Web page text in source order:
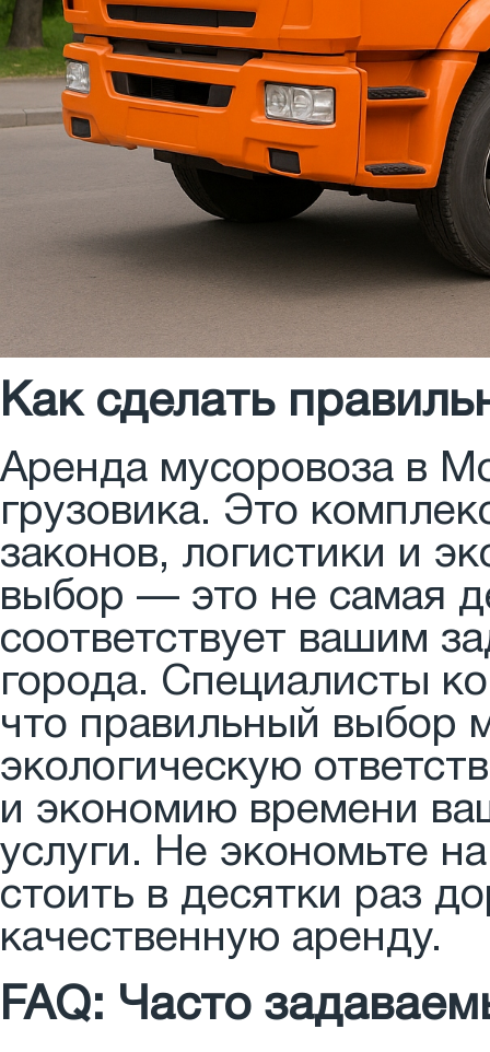
Как сделать
Аренда мусоровоза в
грузовика. Это
законов, логистики и
выбор — это не самая
соответствует вашим
города. Специалисты
что правильный выбор
экологическую
и экономию времени
услуги. Не экономьте
стоить в десятки раз
качественную аренду.
FAQ: Часто